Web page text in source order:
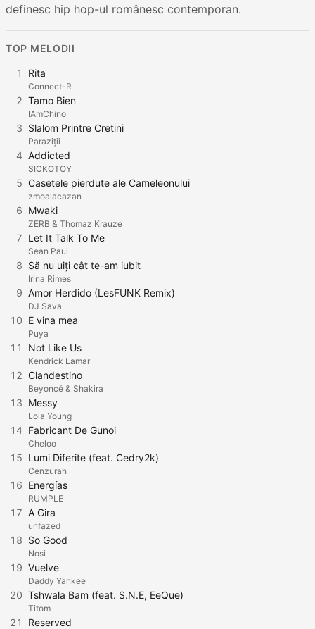
definesc hip hop-ul românesc contemporan.
TOP MELODII
1 Rita
Connect-R
2 Tamo Bien
IAmChino
3 Slalom Printre Cretini
Paraziții
4 Addicted
SICKOTOY
5 Casetele pierdute ale Cameleonului
zmoalacazan
6 Mwaki
ZERB & Thomaz Krauze
7 Let It Talk To Me
Sean Paul
8 Să nu uiți cât te-am iubit
Irina Rimes
9 Amor Herdido (LesFUNK Remix)
DJ Sava
10 E vina mea
Puya
11 Not Like Us
Kendrick Lamar
12 Clandestino
Beyoncé & Shakira
13 Messy
Lola Young
14 Fabricant De Gunoi
Cheloo
15 Lumi Diferite (feat. Cedry2k)
Cenzurah
16 Energías
RUMPLE
17 A Gira
unfazed
18 So Good
Nosi
19 Vuelve
Daddy Yankee
20 Tshwala Bam (feat. S.N.E, EeQue)
Titom
21 Reserved